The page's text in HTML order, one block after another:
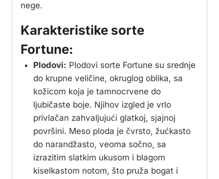
nege.
Karakteristike sorte
Fortune:
Plodovi: Plodovi sorte Fortune su srednje
do krupne veličine, okruglog oblika, sa
kožicom koja je tamnocrvene do
ljubičaste boje. Njihov izgled je vrlo
privlačan zahvaljujući glatkoj, sjajnoj
površini. Meso ploda je čvrsto, žućkasto
do narandžasto, veoma sočno, sa
izrazitim slatkim ukusom i blagom
kiselkastom notom, što pruža bogat i